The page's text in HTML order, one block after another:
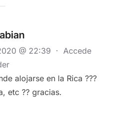
@ 22:39 · Accede
alojarse en la Rica ???
etc ?? gracias.